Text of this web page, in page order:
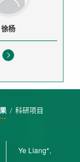
徐杨
/ 科研项目
Ye Liang*,